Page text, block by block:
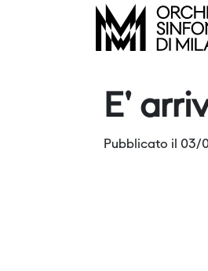
E'
Pubblicato il 03/